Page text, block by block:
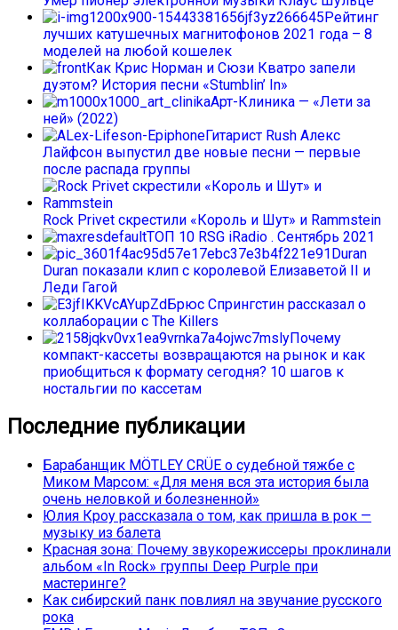
Рейтинг
лучших катушечных магнитофонов 2021 года – 8
моделей на любой кошелек
Как Крис Норман и Сюзи Кватро запели
дуэтом? История песни «Stumblin’ In»
Арт-Клиника — «Лети за
ней» (2022)
Гитарист Rush Алекс
Лайфсон выпустил две новые песни — первые
после распада группы
Rock Privet скрестили «Король и Шут» и Rammstein
ТОП 10 RSG iRadio . Сентябрь 2021
Duran
Duran показали клип с королевой Елизаветой II и
Леди Гагой
Брюс Спрингстин рассказал о
коллаборации с The Killers
Почему
компакт-кассеты возвращаются на рынок и как
приобщиться к формату сегодня? 10 шагов к
ностальгии по кассетам
Последние публикации
Барабанщик MÖTLEY CRÜE о судебной тяжбе с
Миком Марсом: «Для меня вся эта история была
очень неловкой и болезненной»
Юлия Кроу рассказала о том, как пришла в рок —
музыку из балета
Красная зона: Почему звукорежиссеры проклинали
альбом «In Rock» группы Deep Purple при
мастеринге?
Как сибирский панк повлиял на звучание русского
рока